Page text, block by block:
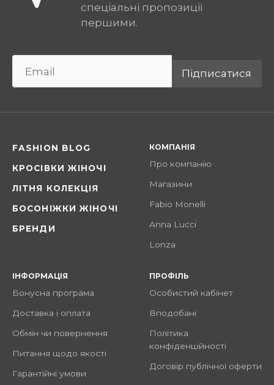
спеціальні пропозиції
першими.
Підписатися
FASHION BLOG
КРОСІВКИ ЖІНОЧІ
ЛІТНЯ КОЛЕКЦІЯ
БОСОНІЖКИ ЖІНОЧІ
БРЕНДИ
КОМПАНІЯ
Про компанію
Магазини
Fabio Monelli
Anna Lucci
Lonza
ІНФОРМАЦІЯ
Бонусна програма
Доставка і оплата
Обмін чи повернення
Питання щодо якості
Гарантійні умови
ПРОФІЛЬ
Особистий кабінет
Вподобані
Політика
конфіденційності
Договір публічної оферти